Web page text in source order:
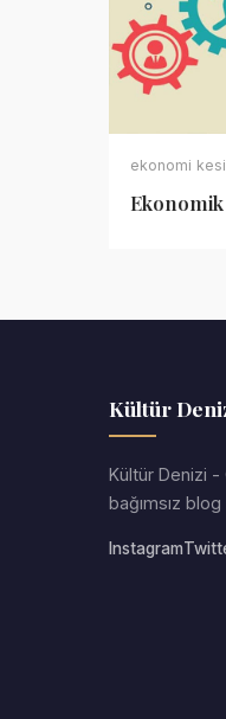
ekonomi
Kültür
Kültür Denizi -
bağımsız
Instagram